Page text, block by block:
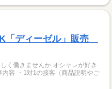
「ディーゼル」販売
く働きませんか オシャレが好き
容 ・1対1の接客（商品説明やご